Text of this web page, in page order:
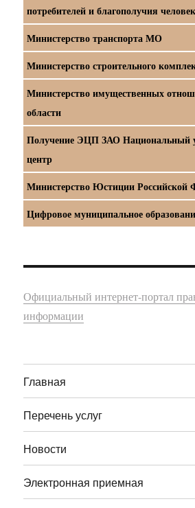
потребителей и благополучия
Министерство транспорта МО
Министерство строительного
Министерство имущественных
области
Получение ЭЦП ЗАО Национальный
центр
Министерство Юстиции Российской
Цифровое муниципальное
Официальный интернет-портал
информации
Главная
Перечень услуг
Новости
Электронная приемная